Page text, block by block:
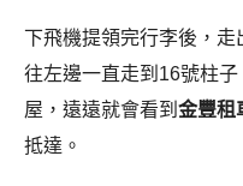
下飛機提領完行李後，走
往左邊一直走到16號柱
屋，遠遠就會看到 金豐租
抵達。